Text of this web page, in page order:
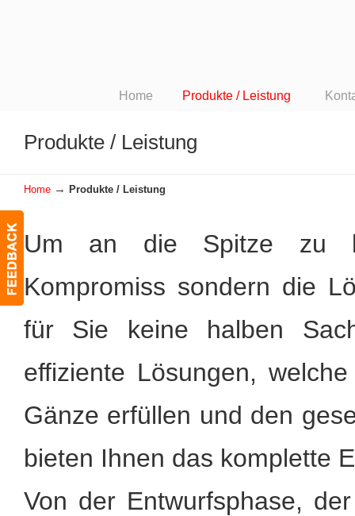
Home Produkte / Leistung
Produkte / Leistung
Home → Produkte / Leistung
Um an die Spitze zu
Kompromiss sondern die
für Sie keine halben
effiziente Lösungen,
Gänze erfüllen und den
bieten Ihnen das komplette
Von der Entwurfsphase,